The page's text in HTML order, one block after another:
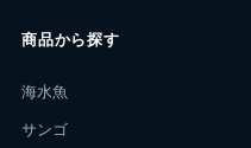
商品から探す
海水魚
サンゴ